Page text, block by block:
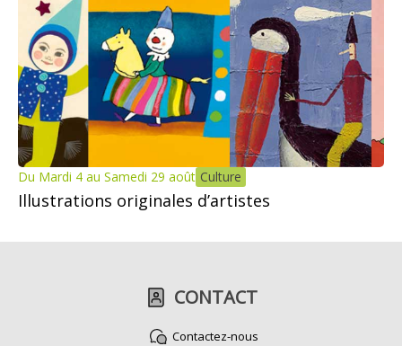
Du Mardi 4 au Samedi 29 août Culture
Illustrations originales d’artistes
CONTACT
Contactez-nous